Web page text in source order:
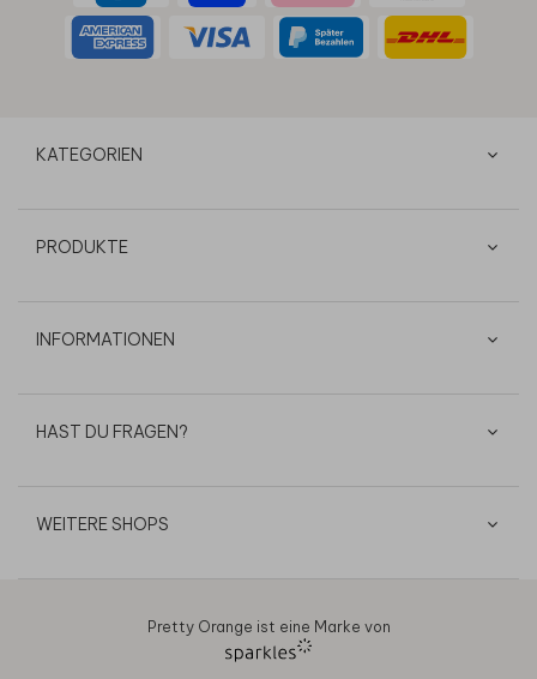
KATEGORIEN
PRODUKTE
INFORMATIONEN
HAST DU FRAGEN?
WEITERE SHOPS
Pretty Orange ist eine Marke von